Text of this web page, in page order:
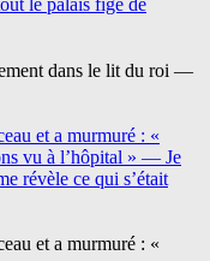
dans le lit du roi —
et a murmuré : «
vu à l’hôpital » — Je
révèle ce qui s’était
et a murmuré : «